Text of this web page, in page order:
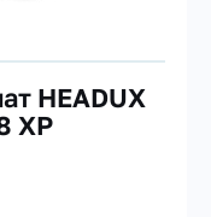
HEADUX
XP